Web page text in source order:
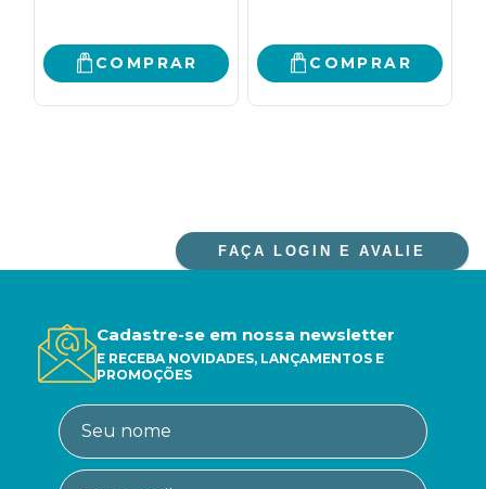
COMPRAR COMPRAR
FAÇA LOGIN E AVALIE
Cadastre-se em nossa newsletter
E RECEBA NOVIDADES, LANÇAMENTOS E
PROMOÇÕES